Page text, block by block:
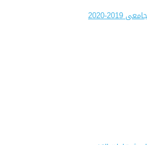
2020